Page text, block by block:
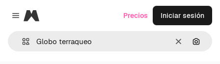
Close menu
Magnific
Borrar
Precios Iniciar sesión